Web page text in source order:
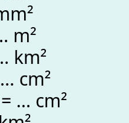
m²
km²
cm²
... cm²